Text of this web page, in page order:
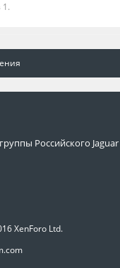
1.
Российского Jaguar
XenForo Ltd.